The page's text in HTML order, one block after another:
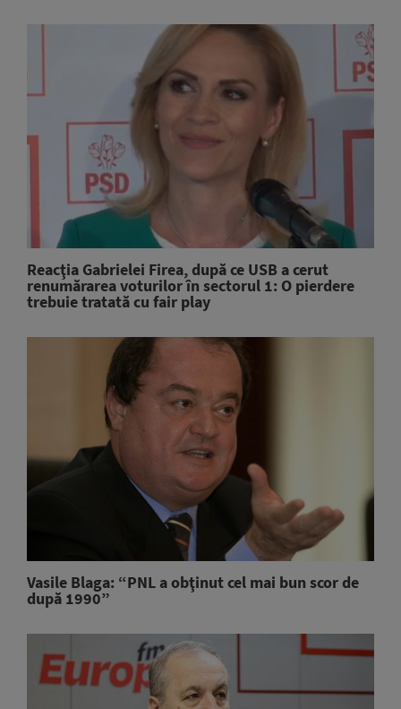
Reacţia Gabrielei Firea, după ce USB a cerut
renumărarea voturilor în sectorul 1: O pierdere
trebuie tratată cu fair play
Vasile Blaga: “PNL a obţinut cel mai bun scor de
după 1990”